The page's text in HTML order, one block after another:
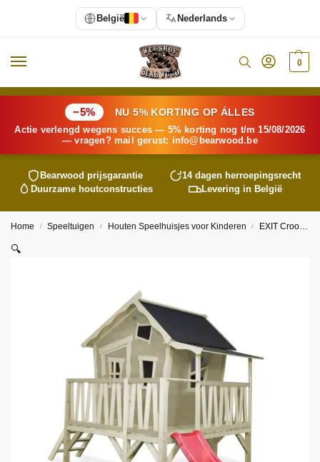
0
−5% NU 5% KORTING OP ÁLLES
Actie verlengd wegens succes — 5% korting nog t/m 15/08/2026
— vragen? mail gerust: info@ bearwood.be
Bearwood prijsgarantie
14 dagen herroepingsrecht
Duurzame houtconstructies
Levering in België
Home / Speeltuigen / Houten Speelhuisjes voor Kinderen / EXIT Crooky 350 houten speelhuis – grijsbeige
🔍
België Nederlands